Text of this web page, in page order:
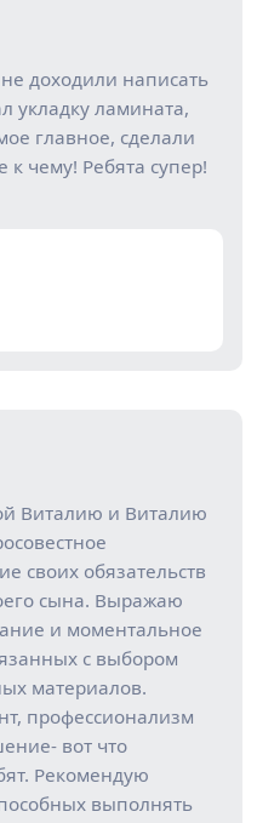
доходили написать
укладку ламината,
главное, сделали
к чему! Ребята супер!
Виталию и Виталию
своих обязательств
сына. Выражаю
и моментальное
с выбором
материалов.
профессионализм
вот что
Рекомендую
выполнять